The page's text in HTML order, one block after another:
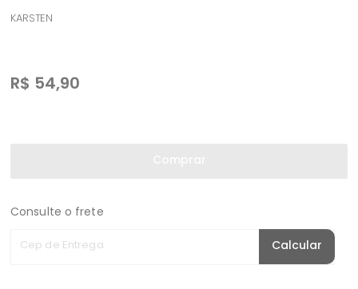
KARSTEN
R$ 54,90
Consulte o frete
Cep de Entrega Calcular